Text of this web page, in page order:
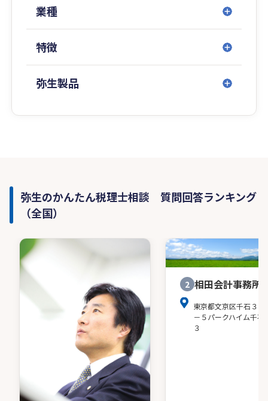
4．お客様とのやり取りは、チャットツール、
業種
特徴
弥生製品
弥生のかんたん税理士相談 質問回答ランキング
（全国）
2 相田会計事務所
東京都文京区千石３－
－５パークハイム千石
３